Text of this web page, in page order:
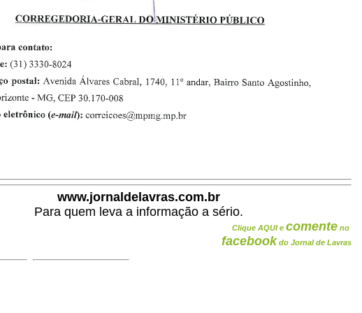
www.jornaldelavras.com.br
Para quem leva a informação a sério.
Clique AQUI e comente no
facebook do Jornal de Lavras